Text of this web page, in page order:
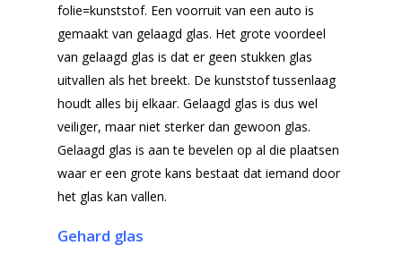
folie=kunststof. Een voorruit van een auto is
gemaakt van gelaagd glas. Het grote voordeel
van gelaagd glas is dat er geen stukken glas
uitvallen als het breekt. De kunststof tussenlaag
houdt alles bij elkaar. Gelaagd glas is dus wel
veiliger, maar niet sterker dan gewoon glas.
Gelaagd glas is aan te bevelen op al die plaatsen
waar er een grote kans bestaat dat iemand door
het glas kan vallen.
Gehard glas